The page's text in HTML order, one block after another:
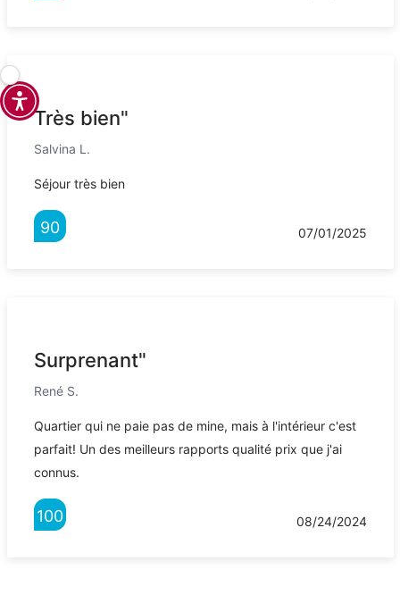
Très bien"
Salvina L.
Séjour très bien
90 07/01/2025
Surprenant"
René S.
Quartier qui ne paie pas de mine, mais à l'intérieur c'est
parfait! Un des meilleurs rapports qualité prix que j'ai
connus.
100 08/24/2024